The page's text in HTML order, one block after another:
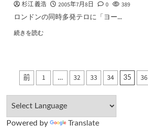
杉江 義浩 2005年7月8日 0 389
ロンドンの同時多発テロに「ヨー...
続きを読む
投
稿
の
前 1 … 32 33 34 35 36
Powered by Translate